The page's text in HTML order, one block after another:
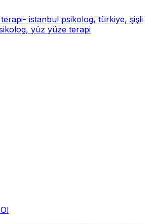
istanbul psikolog, türkiye, şişli
yüz yüze terapi